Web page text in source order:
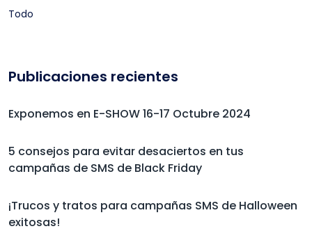
Todo
Publicaciones recientes
Exponemos en E-SHOW 16-17 Octubre 2024
5 consejos para evitar desaciertos en tus
campañas de SMS de Black Friday
¡Trucos y tratos para campañas SMS de Halloween
exitosas!